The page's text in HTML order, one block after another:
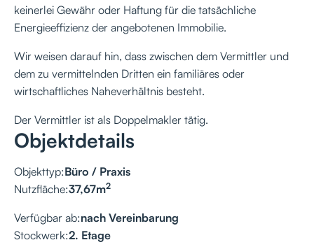
keinerlei Gewähr oder Haftung für die tatsächliche
Energieeffizienz der angebotenen Immobilie.
Wir weisen darauf hin, dass zwischen dem Vermittler und
dem zu vermittelnden Dritten ein familiäres oder
wirtschaftliches Naheverhältnis besteht.
Der Vermittler ist als Doppelmakler tätig.
Objektdetails
Objekttyp:Büro / Praxis
Nutzfläche:37,67m2
Verfügbar ab:nach Vereinbarung
Stockwerk:2. Etage